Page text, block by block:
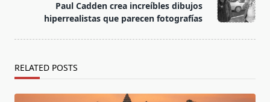
text">Page</span>
Paul Cadden crea increíbles dibujos
hiperrealistas que parecen fotografías
RELATED POSTS